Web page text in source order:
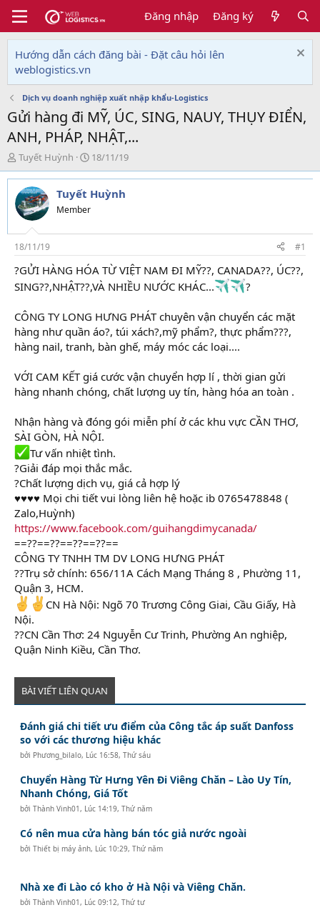
Đăng nhập Đăng ký
Hướng dẫn cách đăng bài - Đặt câu hỏi lên
weblogistics.vn
Dịch vụ doanh nghiệp xuất nhập khẩu-Logistics
Gửi hàng đi MỸ, ÚC, SING, NAUY, THỤY ĐIỂN,
ANH, PHÁP, NHẬT,...
T
h
r
e
a
d
s
t
a
r
t
r
Tuyết Huỳnh
N
g
à
y
i
18/11/19
Tuyết Huỳnh
Member
18/11/19 #1
?GỬI HÀNG HÓA TỪ VIỆT NAM ĐI MỸ??, CANADA??, ÚC??,
SING??,NHẬT??,VÀ NHIỀU NƯỚC KHÁC...
?
CÔNG TY LONG HƯNG PHÁT chuyên vận chuyển các mặt
hàng như quần áo?, túi xách?,mỹ phẩm?, thực phẩm???,
hàng nail, tranh, bàn ghế, máy móc các loại....
VỚI CAM KẾT giá cước vận chuyển hợp lí , thời gian gửi
hàng nhanh chóng, chất lượng uy tín, hàng hóa an toàn .
Nhận hàng và đóng gói miễn phí ở các khu vực CẦN THƠ,
SÀI GÒN, HÀ NỘI.
Tư vấn nhiệt tình.
?Giải đáp mọi thắc mắc.
?Chất lượng dịch vụ, giá cả hợp lý
♥♥♥♥ Mọi chi tiết vui lòng liên hệ hoặc ib 0765478848 (
Zalo,Huỳnh)
https://www.facebook.com/guihangdimycanada/
==??==??==??==??==
CÔNG TY TNHH TM DV LONG HƯNG PHÁT
??Trụ sở chính: 656/11A Cách Mạng Tháng 8 , Phường 11,
Quận 3, HCM.
CN Hà Nội: Ngõ 70 Trương Công Giai, Cầu Giấy, Hà
Nội.
??CN Cần Thơ: 24 Nguyễn Cư Trinh, Phường An nghiệp,
Quận Ninh Kiều, Cần Thơ.
BÀI VIẾT LIÊN QUAN
Đánh giá chi tiết ưu điểm của Công tắc áp suất Danfoss
so với các thương hiệu khác
bởi Phương_bilalo, Lúc 16:58, Thứ sáu
Chuyển Hàng Từ Hưng Yên Đi Viêng Chăn – Lào Uy Tín,
Nhanh Chóng, Giá Tốt
bởiThành Vinh01 , Lúc 14:19, Thứ năm
Có nên mua cửa hàng bán tóc giả nước ngoài
bởiThiết bị máy ảnh, Lúc 10:29, Thứ năm
Nhà xe đi Lào có kho ở Hà Nội và Viêng Chăn.
bởiThành Vinh01 , Lúc 09:12, Thứ tư